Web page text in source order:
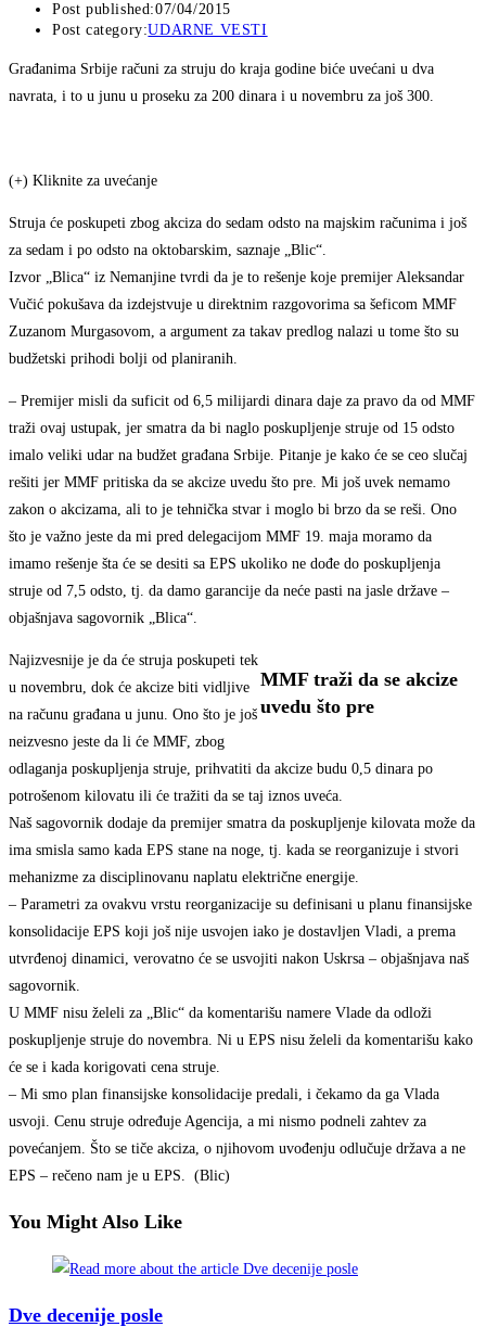
Post published:07/04/2015
Post category:UDARNE VESTI
Građanima Srbije računi za struju do kraja godine biće uvećani u dva
navrata, i to u junu u proseku za 200 dinara i u novembru za još 300.
(+) Kliknite za uvećanje
Struja će poskupeti zbog akciza do sedam odsto na majskim računima i još
za sedam i po odsto na oktobarskim, saznaje „Blic“.
Izvor „Blica“ iz Nemanjine tvrdi da je to rešenje koje premijer Aleksandar
Vučić pokušava da izdejstvuje u direktnim razgovorima sa šeficom MMF
Zuzanom Murgasovom, a argument za takav predlog nalazi u tome što su
budžetski prihodi bolji od planiranih.
– Premijer misli da suficit od 6,5 milijardi dinara daje za pravo da od MMF
traži ovaj ustupak, jer smatra da bi naglo poskupljenje struje od 15 odsto
imalo veliki udar na budžet građana Srbije. Pitanje je kako će se ceo slučaj
rešiti jer MMF pritiska da se akcize uvedu što pre. Mi još uvek nemamo
zakon o akcizama, ali to je tehnička stvar i moglo bi brzo da se reši. Ono
što je važno jeste da mi pred delegacijom MMF 19. maja moramo da
imamo rešenje šta će se desiti sa EPS ukoliko ne dođe do poskupljenja
struje od 7,5 odsto, tj. da damo garancije da neće pasti na jasle države –
objašnjava sagovornik „Blica“.
MMF traži da se akcize
uvedu što pre
Najizvesnije je da će struja poskupeti tek
u novembru, dok će akcize biti vidljive
na računu građana u junu. Ono što je još
neizvesno jeste da li će MMF, zbog
odlaganja poskupljenja struje, prihvatiti da akcize budu 0,5 dinara po
potrošenom kilovatu ili će tražiti da se taj iznos uveća.
Naš sagovornik dodaje da premijer smatra da poskupljenje kilovata može da
ima smisla samo kada EPS stane na noge, tj. kada se reorganizuje i stvori
mehanizme za disciplinovanu naplatu električne energije.
– Parametri za ovakvu vrstu reorganizacije su definisani u planu finansijske
konsolidacije EPS koji još nije usvojen iako je dostavljen Vladi, a prema
utvrđenoj dinamici, verovatno će se usvojiti nakon Uskrsa – objašnjava naš
sagovornik.
U MMF nisu želeli za „Blic“ da komentarišu namere Vlade da odloži
poskupljenje struje do novembra. Ni u EPS nisu želeli da komentarišu kako
će se i kada korigovati cena struje.
– Mi smo plan finansijske konsolidacije predali, i čekamo da ga Vlada
usvoji. Cenu struje određuje Agencija, a mi nismo podneli zahtev za
povećanjem. Što se tiče akciza, o njihovom uvođenju odlučuje država a ne
EPS – rečeno nam je u EPS. (Blic)
You Might Also Like
Dve decenije posle